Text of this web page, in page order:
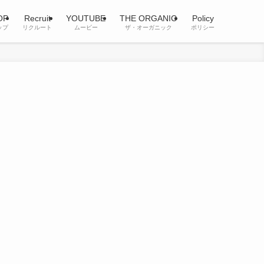
プ
Recruit
リクルート
YOUTUBE
ムービー
THE ORGANIC
ザ・オーガニック
Policy
ポリシー